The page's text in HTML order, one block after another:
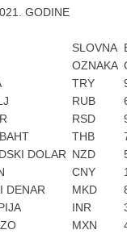
GODINE
SLOVNA
OZNAKA
TRY
RUB
RSD
THB
DOLAR NZD
CNY
DENAR MKD
INR
MXN